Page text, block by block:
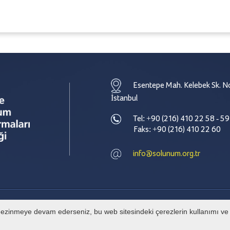
Esentepe Mah. Kelebek Sk.
İstanbul
Tel: +90 (216) 410 22 58 - 59
Faks: +90 (216) 410 22 60
info@solunum.org.tr
© Tüm hakları Türkiye Solunum Derneği' ne aittir. İzinsiz alıntı yapılamaz.
devam ederseniz, bu web sitesindeki çerezlerin kullanımı